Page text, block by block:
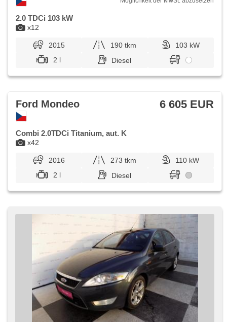
x12
2.0 TDCi 103 kW
2015 190 tkm
103 kW
2 l
Diesel
x42
Ford Mondeo 6 605 EUR
Combi 2.0TDCi Titanium, aut. K
2016 273 tkm
110 kW
2 l
Diesel